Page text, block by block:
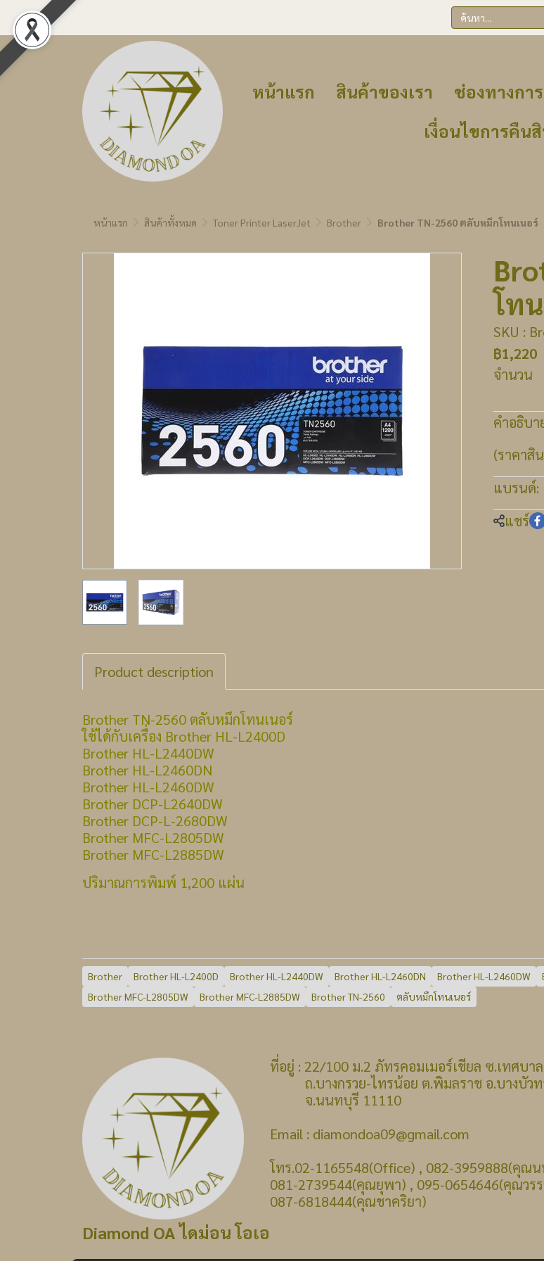
หน้าแรก สินค้าของเรา ช่องทางกา
เงื่อนไขการคืน
หน้าแรก สินค้าทั้งหมด Toner Printer LaserJet Brother Brother TN-2560 ตลับหมึกโทนเนอร์
โท
SKU :
฿1,220
จำนวน
คำอธิบ
(ราคาสิ
แบรนด์:
แชร์
Product description
Brother TN-2560 ตลับหมึกโทนเนอร์
ใช้ได้กับเครื่อง Brother HL-L2400D
Brother HL-L2440DW
Brother HL-L2460DN
Brother HL-L2460DW
Brother DCP-L2640DW
Brother DCP-L-2680DW
Brother MFC-L2805DW
Brother MFC-L2885DW
ปริมาณการพิมพ์ 1,200 แผ่น
Brother Brother HL-L2400D Brother HL-L2440DW Brother HL-L2460DN Brother HL-L2460DW
Brother MFC-L2805DW
Brother MFC-L2885DW Brother TN-2560 ตลับหมึกโทนเนอร์
Diamond OA ไดม่อน โอเอ
ที่อยู่ : 22/100 ม.2 ภัทรคอมเมอร์เชียล ซ.เทศบา
ถ.บางกรวย-ไทรน้อย ต.พิมลราช อ.บางบัวท
จ.นนทบุรี 11110
Email : diamondoa09@gmail.com
โทร.02-1165548(Office) , 082-3959888(คุณ
081-2739544(คุณยุพา) , 095-0654646(คุณวร
087-6818444(คุณชาคริยา)